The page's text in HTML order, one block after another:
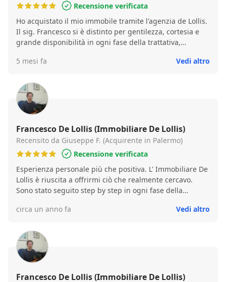
Recensione verificata
Ho acquistato il mio immobile tramite l'agenzia de Lollis.
Il sig. Francesco si è distinto per gentilezza, cortesia e
grande disponibilità in ogni fase della trattativa,
persona molto seria, precisa e veloce nella gestione
5 mesi fa Vedi altro
Francesco De Lollis (Immobiliare De Lollis)
Recensito da Giuseppe F. (Acquirente in Palermo)
Recensione verificata
Esperienza personale più che positiva. L' Immobiliare De
Lollis è riuscita a offrirmi ciò che realmente cercavo.
Sono stato seguito step by step in ogni fase della
particolarmente, colpito dalla preparazione e dalla
"incidenti di percorso" che, sovente, possono capitare
durante la trattativa e le successive fasi. Il sig. Francesco
è sempre pronto a risolvere tutte! In tre parole:
professionalità; competenza e trasparenza. Non esiterò
in futuro a ritornare, se avrò intenzione di acquistare o
circa un anno fa Vedi altro
Francesco De Lollis (Immobiliare De Lollis)